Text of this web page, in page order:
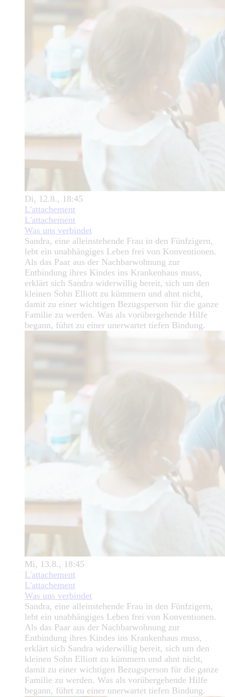
Di, 12.8., 18:45
L'attachement
L'attachement
Was uns verbindet
Sandra, eine alleinstehende Frau in den Fünfzigern,
lebt ein unabhängiges Leben frei von Konventionen.
Als das Paar aus der Nachbarwohnung zur
Entbindung ihres Kindes ins Krankenhaus muss,
erklärt sich Sandra widerwillig bereit, sich um den
kleinen Sohn Elliott zu kümmern und ahnt nicht,
damit zu einer wichtigen Bezugsperson für die ganze
Familie zu werden. Was als vorübergehende Hilfe
begann, führt zu einer unerwartet tiefen Bindung.
Mi, 13.8., 18:45
L'attachement
L'attachement
Was uns verbindet
Sandra, eine alleinstehende Frau in den Fünfzigern,
lebt ein unabhängiges Leben frei von Konventionen.
Als das Paar aus der Nachbarwohnung zur
Entbindung ihres Kindes ins Krankenhaus muss,
erklärt sich Sandra widerwillig bereit, sich um den
kleinen Sohn Elliott zu kümmern und ahnt nicht,
damit zu einer wichtigen Bezugsperson für die ganze
Familie zu werden. Was als vorübergehende Hilfe
begann, führt zu einer unerwartet tiefen Bindung.